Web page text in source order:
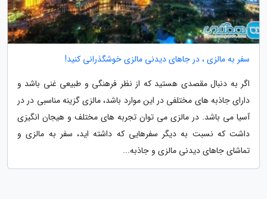
سفر به مالزی ، در جاهای دیدنی مالزی خوشگذرانی کنید!
اگر به دنبال مقصدی هستید که از نظر فرهنگی و طبیعی غنی باشد و
دارای جاذبه های مختلفی در این موارد باشد، مالزی گزینه مناسبی در در
آسیا می باشد. در مالزی می توان تجربه های مختلف و هیجان انگیزی
داشت که نسبت به دیگر سفرهایی که داشته اید، سفر به مالزی و
تماشای جاهای دیدنی مالزی و جاذبه...